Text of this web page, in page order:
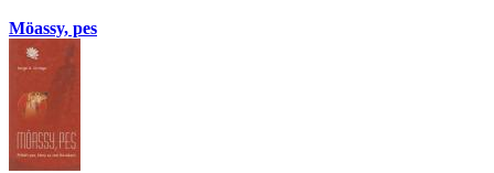
Möassy, pes